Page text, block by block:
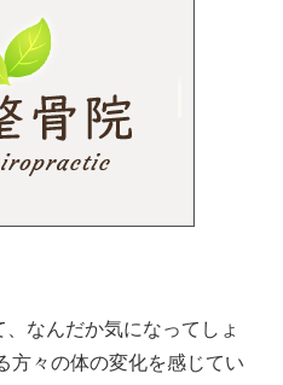
なんだか気になってしょ
方々の体の変化を感じてい